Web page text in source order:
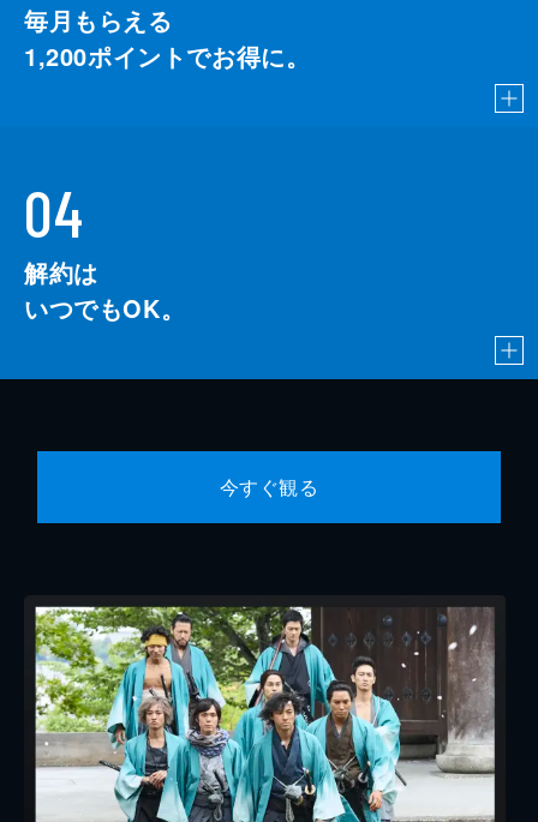
毎月もらえる
1,200ポイントでお得に。
04
解約は
いつでもOK。
今すぐ観る